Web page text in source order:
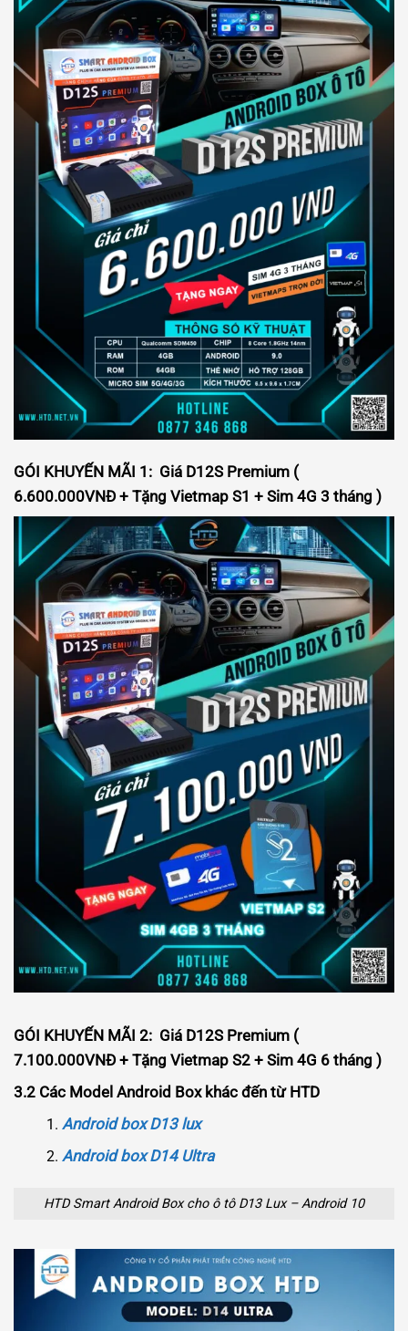
GÓI KHUYẾN MÃI 1: Giá D12S Premium (
6.600.000VNĐ + Tặng Vietmap S1 + Sim 4G 3 tháng )
GÓI KHUYẾN MÃI 2: Giá D12S Premium (
7.100.000VNĐ + Tặng Vietmap S2 + Sim 4G 6 tháng )
3.2 Các Model Android Box khác đến từ HTD
Android box D13 lux
Android box D14 Ultra
HTD Smart Android Box cho ô tô D13 Lux – Android 10